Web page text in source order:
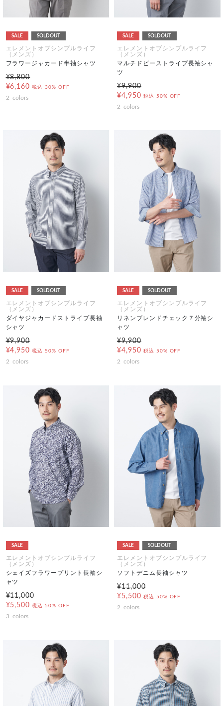
SALE SOLDOUT
エレメントオブシンプルライフ
（メンズ）
フラワージャカード半袖シャツ
¥8,800
¥6,160 税込 30% OFF
2 colors
SALE SOLDOUT
エレメントオブシンプルライフ
（メンズ）
マルチドビーストライプ長袖シャ
ツ
¥9,900
¥4,950 税込 50% OFF
2 colors
SALE SOLDOUT
エレメントオブシンプルライフ
（メンズ）
ダイヤジャカードストライプ長袖
シャツ
¥9,900
¥4,950 税込 50% OFF
2 colors
SALE SOLDOUT
エレメントオブシンプルライフ
（メンズ）
リネンブレンドチェック７分袖シ
ャツ
¥9,900
¥4,950 税込 50% OFF
2 colors
SALE
エレメントオブシンプルライフ
（メンズ）
シェイズフラワープリント長袖シ
ャツ
¥11,000
¥5,500 税込 50% OFF
3 colors
SALE SOLDOUT
エレメントオブシンプルライフ
（メンズ）
ソフトデニム長袖シャツ
¥11,000
¥5,500 税込 50% OFF
2 colors